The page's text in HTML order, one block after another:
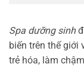
Spa dưỡng sinh
biến trên thế giới
trẻ hóa, làm